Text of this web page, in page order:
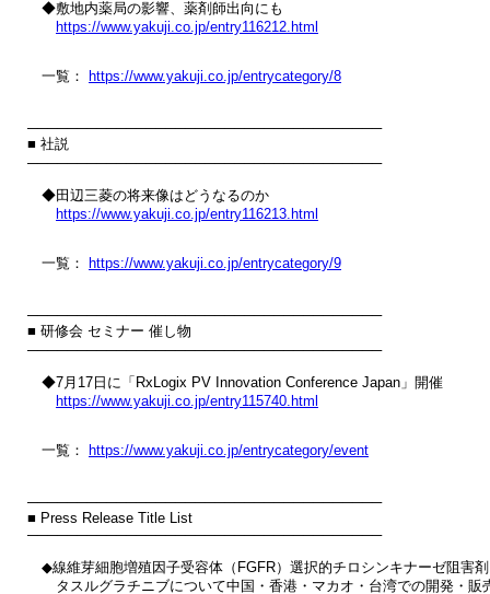
◆敷地内薬局の影響、薬剤師出向にも
https://www.yakuji.co.jp/entry116212.html
一覧： https://www.yakuji.co.jp/entrycategory/8
────────────────────────────────────
■ 社説
────────────────────────────────────
◆田辺三菱の将来像はどうなるのか
https://www.yakuji.co.jp/entry116213.html
一覧： https://www.yakuji.co.jp/entrycategory/9
────────────────────────────────────
■ 研修会 セミナー 催し物
────────────────────────────────────
◆7月17日に「RxLogix PV Innovation Conference Japan」開催
https://www.yakuji.co.jp/entry115740.html
一覧： https://www.yakuji.co.jp/entrycategory/event
────────────────────────────────────
■ Press Release Title List
────────────────────────────────────
◆線維芽細胞増殖因子受容体（FGFR）選択的チロシンキナーゼ阻害剤
タスルグラチニブについて中国・香港・マカオ・台湾での開発・販